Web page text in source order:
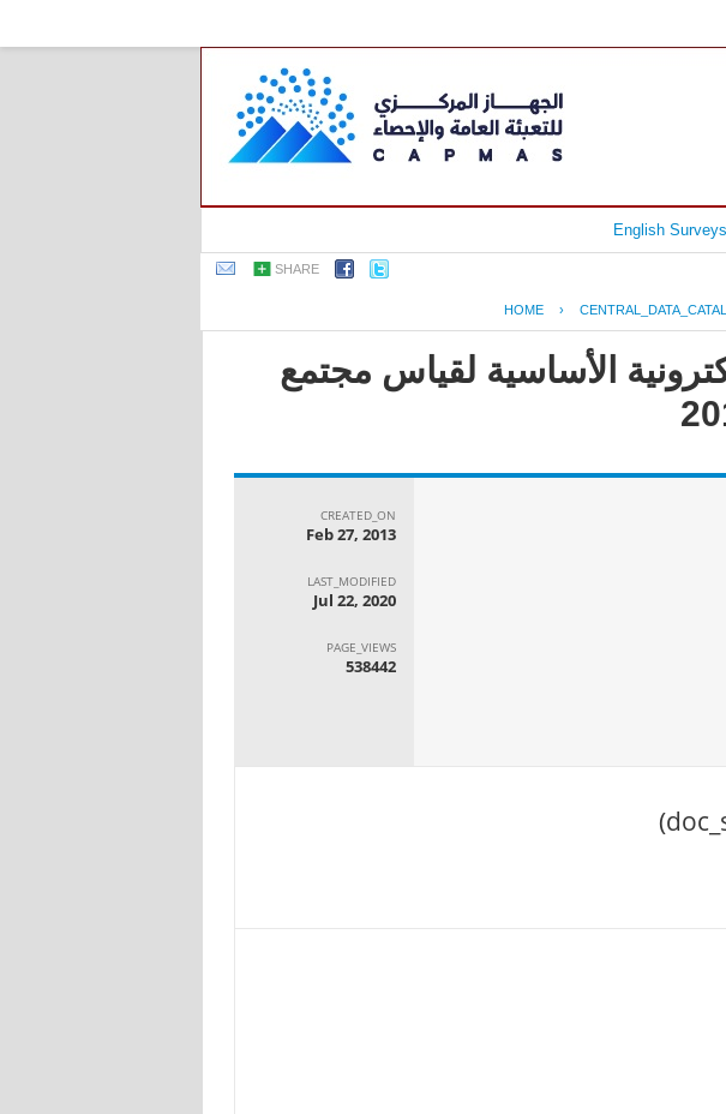
English Surveys
SHARE
HOME ›
الأساسية لقياس مجتمع
CREATED_ON
Feb 27, 2013
LAST_MODIFIED
Jul 22, 2020
PAGE_VIEWS
538442